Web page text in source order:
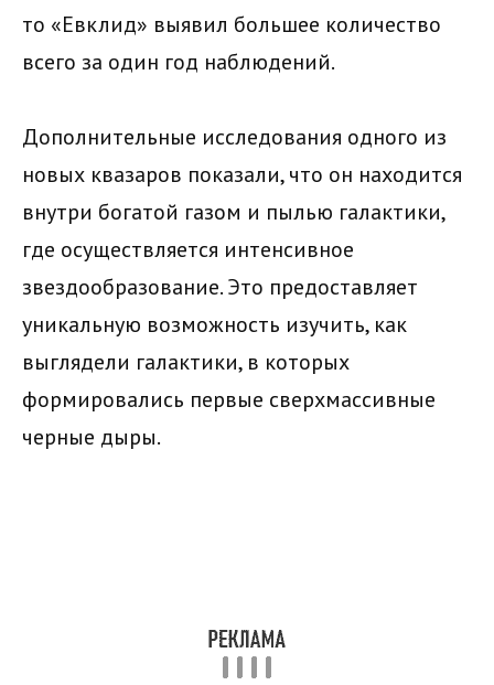
то «Евклид» выявил большее количество
всего за один год наблюдений.
Дополнительные исследования одного из
новых квазаров показали, что он находится
внутри богатой газом и пылью галактики,
где осуществляется интенсивное
звездообразование. Это предоставляет
уникальную возможность изучить, как
выглядели галактики, в которых
формировались первые сверхмассивные
черные дыры.